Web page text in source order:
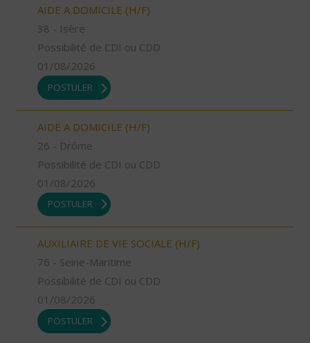
AIDE A DOMICILE (H/F)
38 - Isère
Possibilité de CDI ou CDD
01/08/2026
POSTULER
AIDE A DOMICILE (H/F)
26 - Drôme
Possibilité de CDI ou CDD
01/08/2026
POSTULER
AUXILIAIRE DE VIE SOCIALE (H/F)
76 - Seine-Maritime
Possibilité de CDI ou CDD
01/08/2026
POSTULER